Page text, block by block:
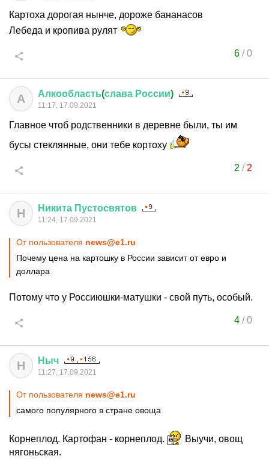
Картоха дорогая нынче, дороже бананасов
Лебеда и кропива рулят
6/0
А Алкообласть(слава России)
11:17, 17.09.2021
Главное чтоб родственники в деревне были, ты им
бусы стеклянные, они тебе кортоху
2 / 2
Н Никита Пустосвятов
11:24, 17.09.2021
От пользователя news@e1.ru
Почему цена на картошку в России зависит от евро и
доллара
Потому что у Россиюшки-матушки - свой путь, особый.
4/0
Н Ныч
11:27, 17.09.2021
От пользователя news@e1.ru
самого популярного в стране овоща
Корнеплод. Картофан - корнеплод.
Выучи, овощ
нягоньская.